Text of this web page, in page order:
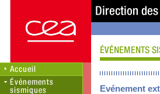
Evénement